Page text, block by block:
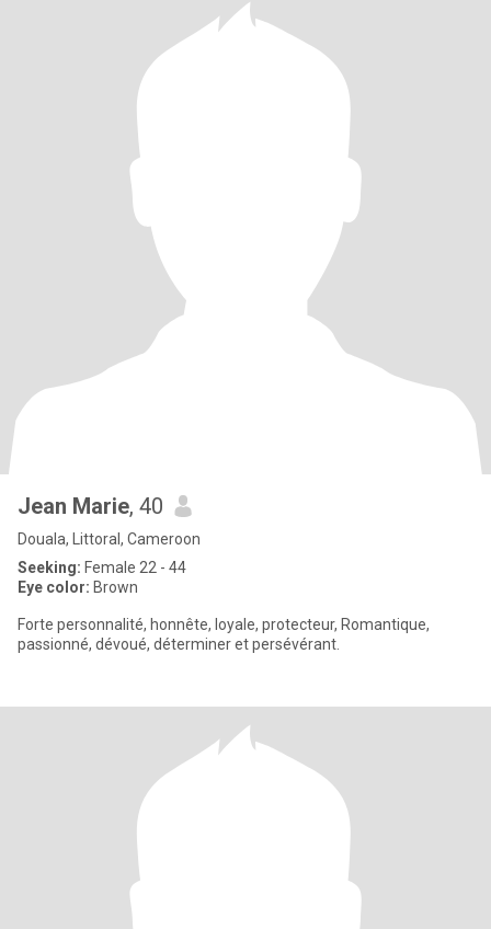
Jean Marie, 40
Douala, Littoral, Cameroon
Seeking: Female 22 - 44
Eye color: Brown
Forte personnalité, honnête, loyale, protecteur, Romantique,
passionné, dévoué, déterminer et persévérant.